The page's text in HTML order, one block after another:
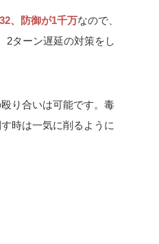
、防御が1千万なので、
2ターン遅延の対策をし
り合いは可能です。毒
時は一気に削るように